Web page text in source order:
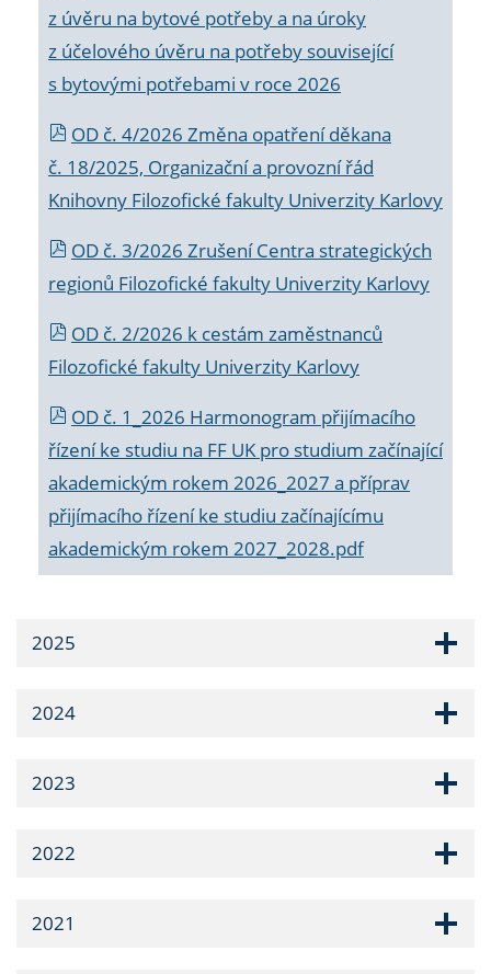
z úvěru na bytové potřeby a na úroky
z účelového úvěru na potřeby související
s bytovými potřebami v roce 2026
OD č. 4/2026 Změna opatření děkana
č. 18/2025, Organizační a provozní řád
Knihovny Filozofické fakulty Univerzity Karlovy
OD č. 3/2026 Zrušení Centra strategických
regionů Filozofické fakulty Univerzity Karlovy
OD č. 2/2026 k cestám zaměstnanců
Filozofické fakulty Univerzity Karlovy
OD č. 1_2026 Harmonogram přijímacího
řízení ke studiu na FF UK pro studium začínající
akademickým rokem 2026_2027 a příprav
přijímacího řízení ke studiu začínajícímu
akademickým rokem 2027_2028.pdf
2025
2024
2023
2022
2021